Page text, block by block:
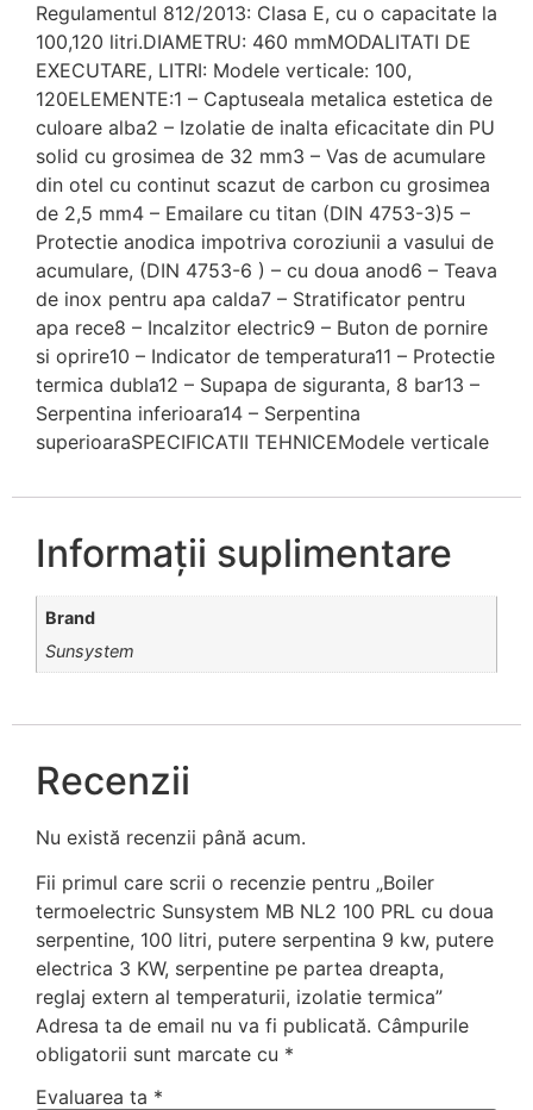
Regulamentul 812/2013: Clasa Е, cu o capacitate la
100,120 litri.DIAMETRU: 460 mmMODALITATI DE
EXECUTARE, LITRI: Modele verticale: 100,
120ELEMENTE:1 – Captuseala metalica estetica de
culoare alba2 – Izolatie de inalta eficacitate din PU
solid cu grosimea de 32 mm3 – Vas de acumulare
din otel cu continut scazut de carbon cu grosimea
de 2,5 mm4 – Emailare cu titan (DIN 4753-3)5 –
Protectie anodica impotriva coroziunii a vasului de
acumulare, (DIN 4753-6 ) – cu doua anod6 – Teava
de inox pentru apa calda7 – Stratificator pentru
apa rece8 – Incalzitor electric9 – Buton de pornire
si oprire10 – Indicator de temperatura11 – Protectie
termica dubla12 – Supapa de siguranta, 8 bar13 –
Serpentina inferioara14 – Serpentina
superioaraSPECIFICATII TEHNICEModele verticale
Informații suplimentare
Brand
Sunsystem
Recenzii
Nu există recenzii până acum.
Fii primul care scrii o recenzie pentru „Boiler
termoelectric Sunsystem MB NL2 100 PRL cu doua
serpentine, 100 litri, putere serpentina 9 kw, putere
electrica 3 KW, serpentine pe partea dreapta,
reglaj extern al temperaturii, izolatie termica”
Adresa ta de email nu va fi publicată. Câmpurile
obligatorii sunt marcate cu *
Evaluarea ta *